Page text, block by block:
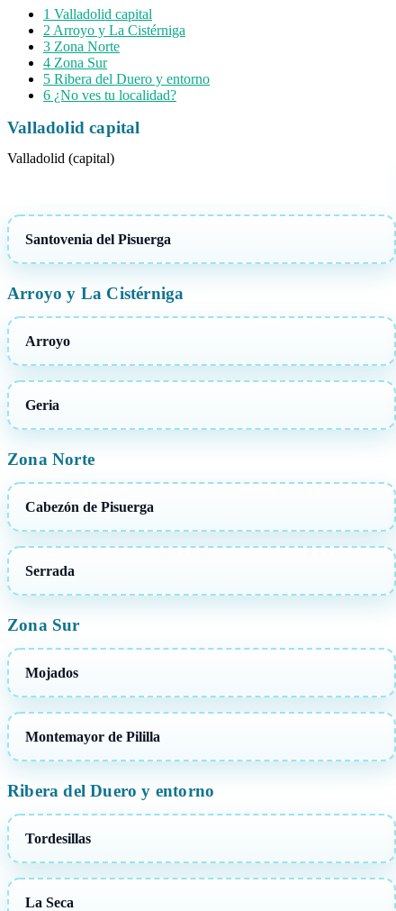
1 Valladolid capital
2 Arroyo y La Cistérniga
3 Zona Norte
4 Zona Sur
5 Ribera del Duero y entorno
6 ¿No ves tu localidad?
Valladolid capital
Valladolid (capital)
Santovenia del Pisuerga
Arroyo y La Cistérniga
Arroyo
Geria
Zona Norte
Cabezón de Pisuerga
Serrada
Zona Sur
Mojados
Montemayor de Pililla
Ribera del Duero y entorno
Tordesillas
La Seca